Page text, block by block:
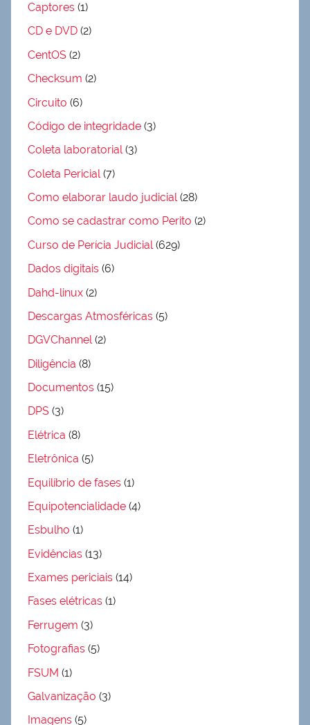
Captores (1)
CD e DVD (2)
CentOS (2)
Checksum (2)
Circuito (6)
Código de integridade (3)
Coleta laboratorial(3)
Coleta Pericial (7)
Como elaborar laudo judicial(28)
Como se cadastrar como Perito (2)
Curso de Perícia Judicial(629)
Dados digitais (6)
Dahd-linux (2)
Descargas Atmosféricas (5)
DGVChannel(2)
Diligência (8)
Documentos (15)
DPS (3)
Elétrica (8)
Eletrônica (5)
Equilíbrio de fases (1)
Equipotencialidade (4)
Esbulho (1)
Evidências (13)
Exames periciais (14)
Fases elétricas (1)
Ferrugem (3)
Fotografias (5)
FSUM (1)
Galvanização (3)
Imagens (5)